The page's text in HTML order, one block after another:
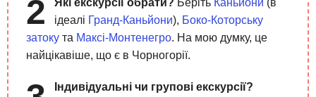
ідеалі Гранд-Каньйони), Боко-Которську
затоку та Максі-Монтенегро. На мою думку, це
найцікавіше, що є в Чорногорії.
Індивідуальні чи групові екскурсії?